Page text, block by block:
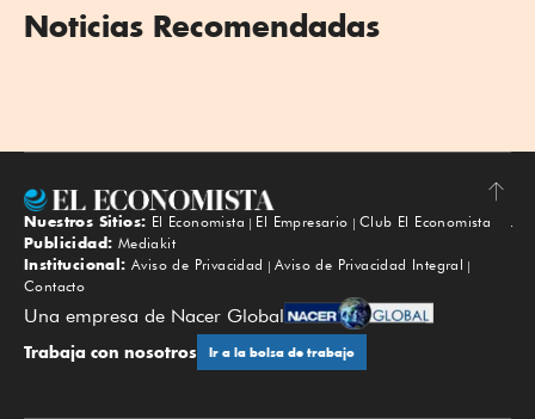
Noticias Recomendadas
Subir
Nuestros Sitios: El Economista El Empresario
Club El Economista
Publicidad: Mediakit
Institucional: Aviso de Privacidad
Aviso de Privacidad Integral
Contacto
Una empresa de Nacer Global
Trabaja con nosotros Ir a la bolsa de trabajo